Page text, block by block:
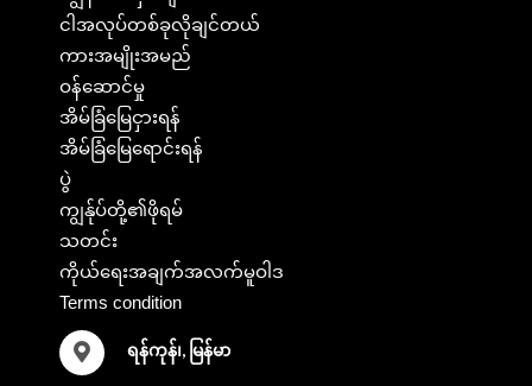
ငါအလုပ်တစ်ခုလိုချင်တယ်
ကားအမျိုးအမည်
ဝန်ဆောင်မှု
အိမ်ခြံမြေငှားရန်
အိမ်ခြံမြေရောင်းရန်
ပွဲ
ကျွန်ုပ်တို့၏ဖိုရမ်
သတင်း
ကိုယ်ရေးအချက်အလက်မူဝါဒ
Terms condition
ရန်ကုန်၊, မြန်မာ